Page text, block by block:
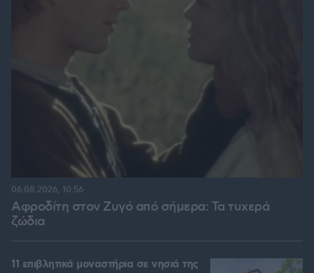
Αφροδίτη στον Ζυγό από σήμερα: Τα τυχερά
ζώδια
06.08.2026, 10:56
11 επιβλητικά μοναστήρια σε νησιά της